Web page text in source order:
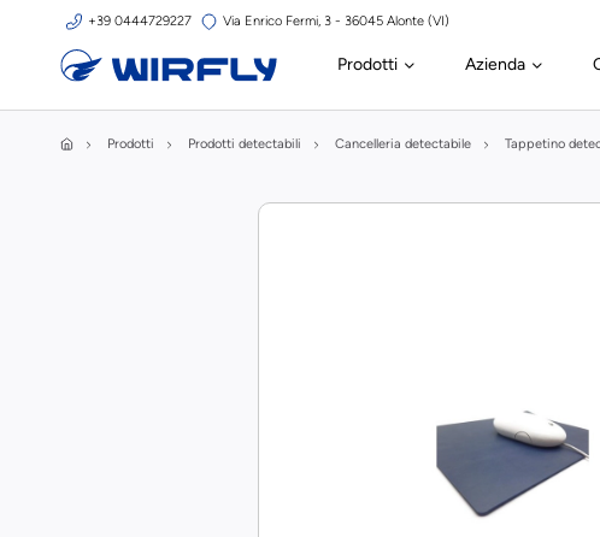
+39 0444729227 Via Enrico Fermi, 3 - 36045 Alonte (VI)
Prodotti Azienda
Prodotti Prodotti detectabili Cancelleria detectabile Tappetino